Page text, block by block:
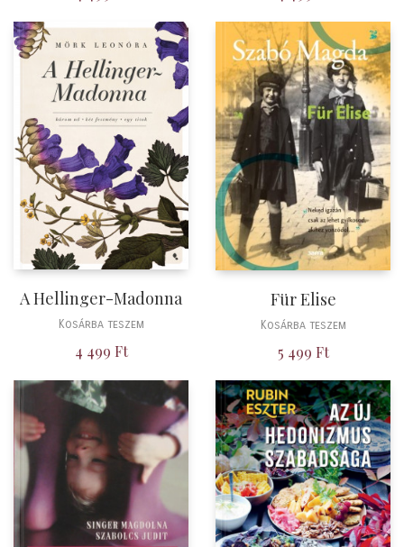
A Hellinger-Madonna
Kosárba teszem
4 499 Ft
Für Elise
Kosárba teszem
5 499 Ft